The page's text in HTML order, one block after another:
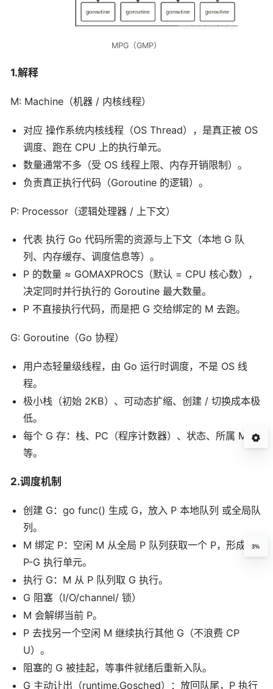
MPG（GMP）
1.解释
M: Machine（机器 / 内核线程）
对应 操作系统内核线程（OS Thread），是真正被 OS
调度、跑在 CPU 上的执行单元。
数量通常不多（受 OS 线程上限、内存开销限制）。
负责真正执行代码（Goroutine 的逻辑）。
P: Processor（逻辑处理器 / 上下文）
代表 执行 Go 代码所需的资源与上下文（本地 G 队
列、内存缓存、调度信息等）。
P 的数量 ≈ GOMAXPROCS（默认 = CPU 核心数），
决定同时并行执行的 Goroutine 最大数量。
P 不直接执行代码，而是把 G 交给绑定的 M 去跑。
G: Goroutine（Go 协程）
用户态轻量级线程，由 Go 运行时调度，不是 OS 线
程。
极小栈（初始 2KB）、可动态扩缩、创建 / 切换成本极
低。
每个 G 存：栈、PC（程序计数器）、状态、所属 M/P
等。
2.调度机制
创建 G：go func() 生成 G，放入 P 本地队列 或全局队
列。
M 绑定 P：空闲 M 从全局 P 队列获取一个 P，形成 M-
P-G 执行单元。
执行 G：M 从 P 队列取 G 执行。
G 阻塞（I/O/channel/ 锁）
M 会解绑当前 P。
P 去找另一个空闲 M 继续执行其他 G（不浪费 CP
U）。
阻塞的 G 被挂起，等事件就绪后重新入队。
G 主动让出（runtime.Gosched）：放回队尾，P 执行
3%